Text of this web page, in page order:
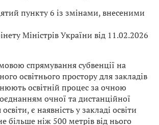
пункту 6 із змінами, внесеними
Міністрів України від 11.02.2026
спрямування субвенції на
освітнього простору для закладів
освітній процес за очною
очної та дистанційної
є наявність у закладі освіти
більше ніж 500 метрів від нього